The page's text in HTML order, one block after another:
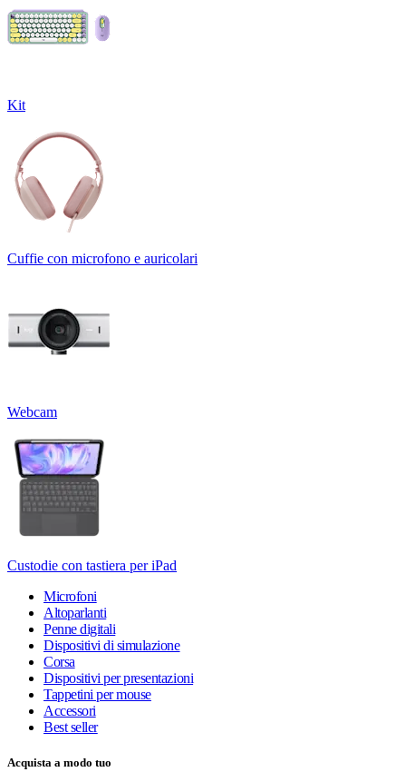
Kit
Cuffie con microfono e auricolari
Webcam
Custodie con tastiera per iPad
Microfoni
Altoparlanti
Penne digitali
Dispositivi di simulazione
Corsa
Dispositivi per presentazioni
Tappetini per mouse
Accessori
Best seller
Acquista a modo tuo